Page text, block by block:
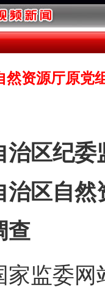
然资源厅原党
纪委
治区自
查
委网
谢